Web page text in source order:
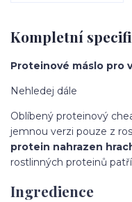
Kompletní
Proteinové máslo pro
Nehledej dále
Oblíbený proteinový
jemnou verzi pouze z
protein nahrazen
rostlinných proteinů
Ingredience